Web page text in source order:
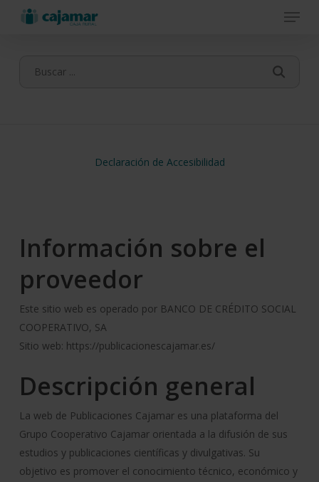
Menu
Declaración de Accesibilidad
Información sobre el
proveedor
Este sitio web es operado por BANCO DE CRÉDITO SOCIAL
COOPERATIVO, SA
Sitio web: https://publicacionescajamar.es/
Descripción general
La web de Publicaciones Cajamar es una plataforma del
Grupo Cooperativo Cajamar orientada a la difusión de sus
estudios y publicaciones científicas y divulgativas. Su
objetivo es promover el conocimiento técnico, económico y